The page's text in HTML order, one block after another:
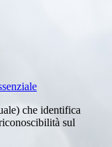
che identifica
sul